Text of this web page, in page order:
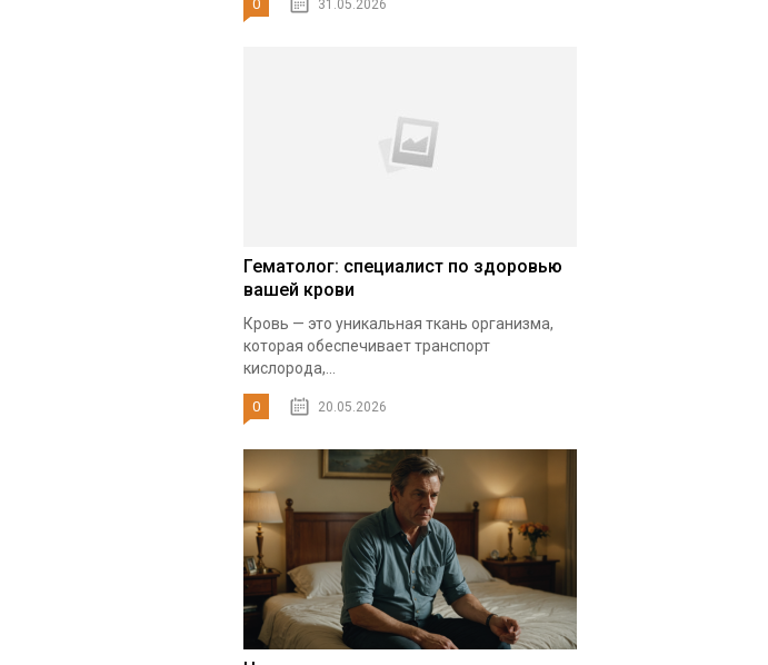
0 31.05.2026
Гематолог: специалист по здоровью
вашей крови
Кровь — это уникальная ткань организма,
которая обеспечивает транспорт
кислорода,...
0 20.05.2026